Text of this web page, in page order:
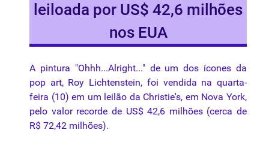
leiloada por US$ 42,6 milhões
nos EUA
A pintura "Ohhh...Alright..." de um dos ícones da
pop art, Roy Lichtenstein, foi vendida na quarta-
feira (10) em um leilão da Christie's, em Nova York,
pelo valor recorde de US$ 42,6 milhões (cerca de
R$ 72,42 milhões).